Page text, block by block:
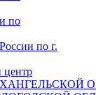
по
по г.
центр